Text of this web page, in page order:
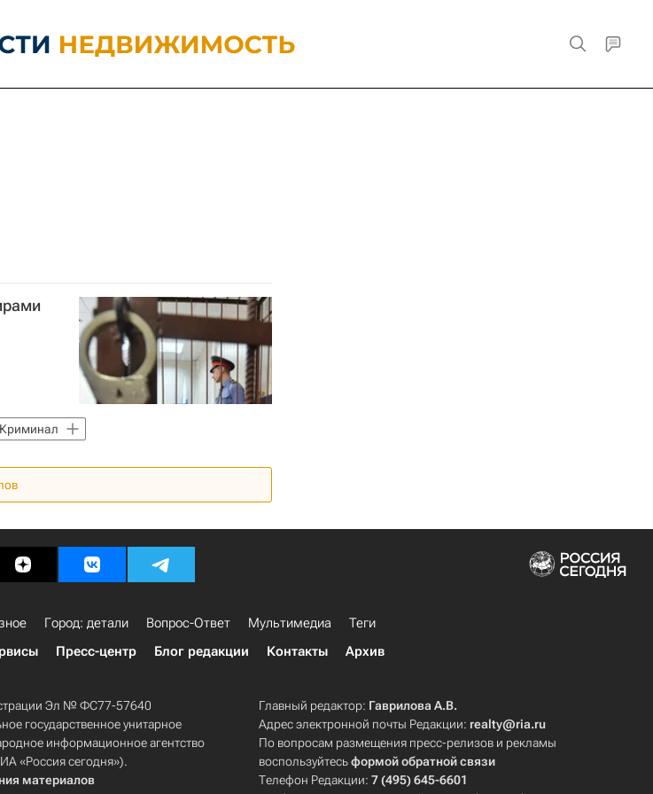
Криминал
Город: детали Вопрос-Ответ Мультимедиа
Теги
Пресс-центр Блог редакции Контакты Архив
Эл № ФС77-57640
государственное унитарное
информационное агентство
«Россия сегодня»).
материалов
Главный редактор: Гаврилова А.В.
Адрес электронной почты Редакции: realty@ria.ru
По вопросам размещения пресс-релизов и рекламы
воспользуйтесьформой обратной связи
Телефон Редакции:7 (495) 645-6601